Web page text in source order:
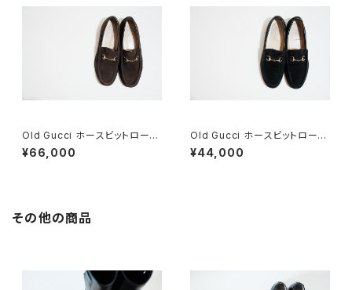
Old Gucci ホースビットローフ
ァー 35C スエードDB
¥66,000
Old Gucci ホースビットローフ
ァー 37C BK Suede
¥44,000
その他の商品